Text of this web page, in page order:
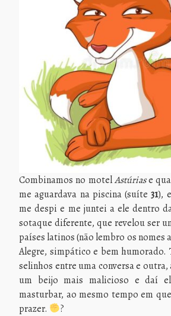
Combinamos no motelAstúriase
me aguardava na piscina (suíte31),
me despi e me juntei a ele dentro
sotaque diferente, que revelou ser
países latinos (não lembro os nomes
Alegre, simpático e bem humorado.
selinhos entre uma conversa e outra,
um beijo mais malicioso e daí
masturbar, ao mesmo tempo em
prazer.
?